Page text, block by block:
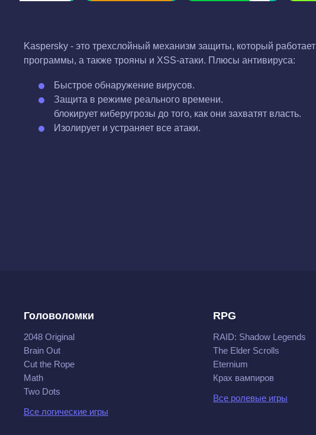
Kaspersky - это трехслойный механизм защиты, который
программы, а также трояны и XSS-атаки. Плюсы антивируса:
Быстрое обнаружение вирусов.
Защита в режиме реального времени.
блокирует киберугрозы до того, как они захватят власть.
Изолирует и устраняет все атаки.
Головоломки
2048 Original
Brain Out
Cut the Rope
Math
Two Dots
Все логические игры
RPG
RAID: Shadow Legends
The Elder Scrolls
Eternium
Крах вампиров
Все ролевые игры